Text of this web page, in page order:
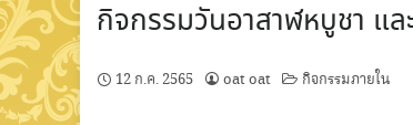
กิจกรรมวันอาสาฬหบูชา แล
12 ก.ค. 2565 oat oat กิจกรรมภายใน